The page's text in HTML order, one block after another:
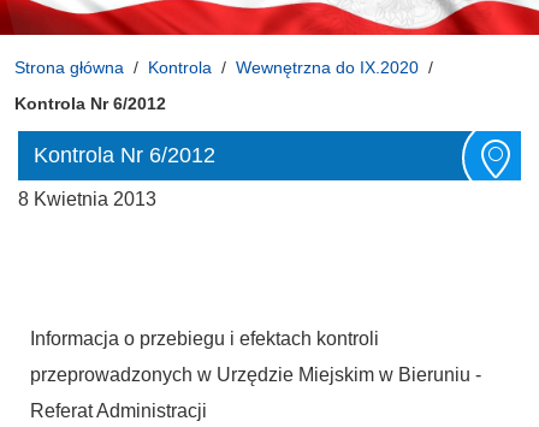
Strona główna Kontrola
Wewnętrzna do IX.2020
Kontrola Nr 6/2012
Kontrola Nr 6/2012
8 Kwietnia 2013
Informacja o przebiegu i efektach kontroli
przeprowadzonych w Urzędzie Miejskim w Bieruniu -
Referat Administracji